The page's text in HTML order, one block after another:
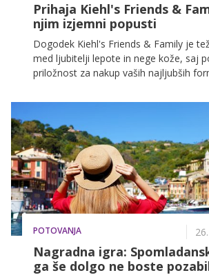
Prihaja Kiehl's Friends &
njim izjemni popusti
Dogodek Kiehl's Friends & Family je
med ljubitelji lepote in nege kože, saj
priložnost za nakup vaših najljubših
POTOVANJA
Nagradna igra:
ga še dolgo ne boste